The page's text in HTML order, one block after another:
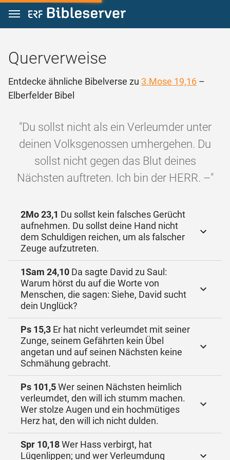
Zum Inhalt springen
Querverweise
Entdecke ähnliche Bibelverse zu 3.Mose 19,16 –
Elberfelder Bibel
"Du sollst nicht als ein Verleumder unter
deinen Volksgenossen umhergehen. Du
sollst nicht gegen das Blut deines
Nächsten auftreten. Ich bin der HERR. –"
2Mo 23,1 Du sollst kein falsches Gerücht
aufnehmen. Du sollst deine Hand nicht
dem Schuldigen reichen, um als falscher
Zeuge aufzutreten.
1Sam 24,10 Da sagte David zu Saul:
Warum hörst du auf die Worte von
Menschen, die sagen: Siehe, David sucht
dein Unglück?
Ps 15,3 Er hat nicht verleumdet mit seiner
Zunge, seinem Gefährten kein Übel
angetan und auf seinen Nächsten keine
Schmähung gebracht.
Ps 101,5Wer seinen Nächsten heimlich
verleumdet, den will ich stumm machen.
Wer stolze Augen und ein hochmütiges
Herz hat, den will ich nicht dulden.
Spr 10,18Wer Hass verbirgt, hat
Lügenlippen; und wer Verleumdung